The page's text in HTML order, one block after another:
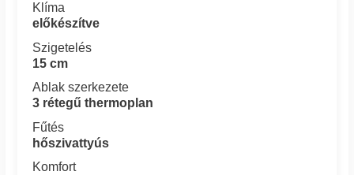
Klíma
előkészítve
Szigetelés
15 cm
Ablak szerkezete
3 rétegű thermoplan
Fűtés
hőszivattyús
Komfort